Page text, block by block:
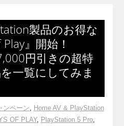
製品のお得な
』開始！
円引きの超特
一覧にしてみま
ンペーン, Home AV & PlayStation
OF PLAY, PlayStation 5 Pro,